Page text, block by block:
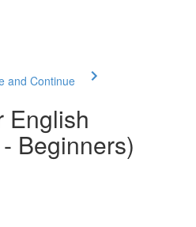
and Continue
English
Beginners)